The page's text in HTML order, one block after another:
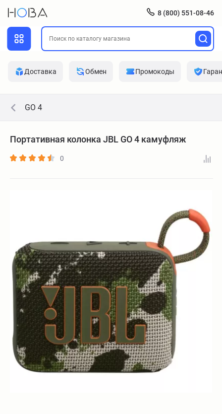
8 (800) 551-08-46
Доставка Обмен Промокоды
GO 4
Портативная колонка JBL GO 4 камуфляж
0